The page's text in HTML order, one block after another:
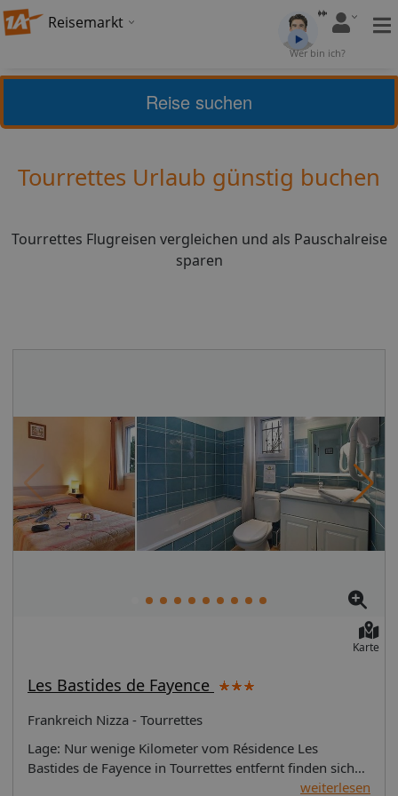
Reisemarkt
Wer bin ich?
Frankreich Tourrettes
4,18(28) Bewerten
Tourrettes Urlaub günstig buchen
Tourrettes Flugreisen vergleichen und als Pauschalreise
sparen
Reise suchen
Karte
Les Bastides de Fayence
Frankreich Nizza - Tourrettes
Lage: Nur wenige Kilometer vom Résidence Les
Bastides de Fayence in Tourrettes entfernt finden sich
Barrage de Malpasset und Musée internationale de la
weiterlesen